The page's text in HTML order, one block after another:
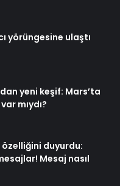
yörüngesine ulaştı
yeni keşif: Mars’ta
mıydı?
duyurdu:
Mesaj nasıl